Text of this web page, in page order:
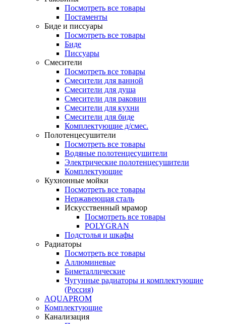
Посмотреть все товары
Постаменты
Биде и писсуары
Посмотреть все товары
Биде
Писсуары
Смесители
Посмотреть все товары
Смесители для ванной
Смесители для душа
Смесители для раковин
Смесители для кухни
Смесители для биде
Комплектующие д/смес.
Полотенцесушители
Посмотреть все товары
Водяные полотенцесушители
Электрические полотенцесушители
Комплектующие
Кухнонные мойки
Посмотреть все товары
Нержавеющая сталь
Искусственный мрамор
Посмотреть все товары
POLYGRAN
Подстолья и шкафы
Радиаторы
Посмотреть все товары
Аллюминевые
Биметаллические
Чугунные радиаторы и комплектующие
(Россия)
AQUAPROM
Комплектующие
Канализация